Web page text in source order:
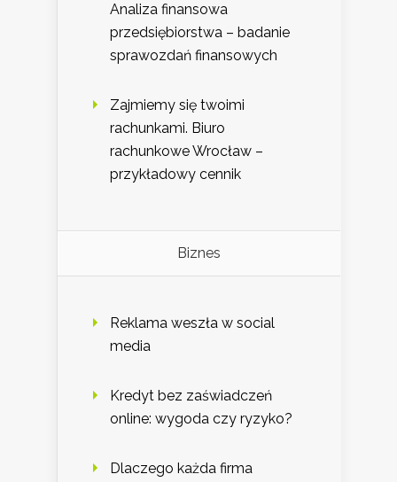
Analiza finansowa
przedsiębiorstwa – badanie
sprawozdań finansowych
Zajmiemy się twoimi
rachunkami. Biuro
rachunkowe Wrocław –
przykładowy cennik
Biznes
Reklama weszła w social
media
Kredyt bez zaświadczeń
online: wygoda czy ryzyko?
Dlaczego każda firma